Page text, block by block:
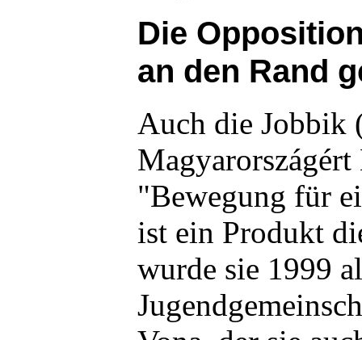
Die
an den Rand
Auch die Jobbik
"Bewegung für
ist ein Produkt
wurde sie 1999